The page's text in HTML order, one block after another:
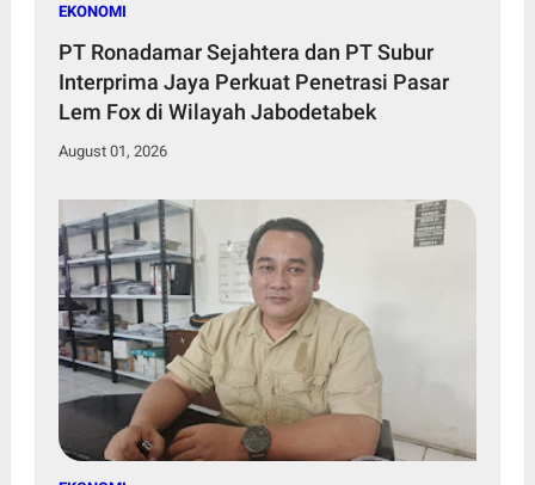
EKONOMI
PT Ronadamar Sejahtera dan PT Subur
Interprima Jaya Perkuat Penetrasi Pasar
Lem Fox di Wilayah Jabodetabek
August 01, 2026